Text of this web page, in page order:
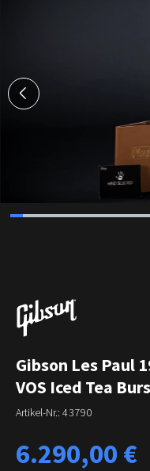
Gibson Les Paul
VOS Iced Tea
Artikel-Nr.: 43790
Regulärer Preis:
6.290,00 €